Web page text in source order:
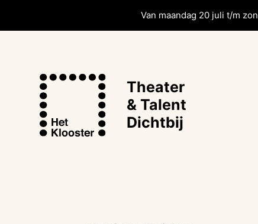
Van maandag 20 juli t/m
Theater
& Talent
Dichtbij